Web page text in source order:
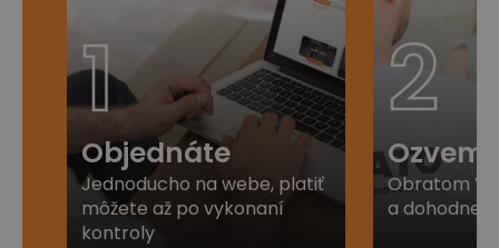
1
Objednáte
Jednoducho na webe, platiť
môžete až po vykonaní
kontroly
2
Obratom
a